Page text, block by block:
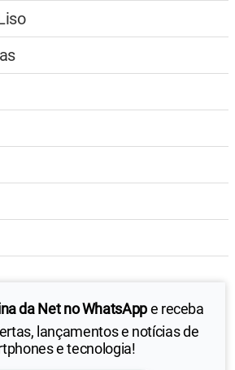
da Net no WhatsAppe receba
lançamentos e notícias de
e tecnologia!